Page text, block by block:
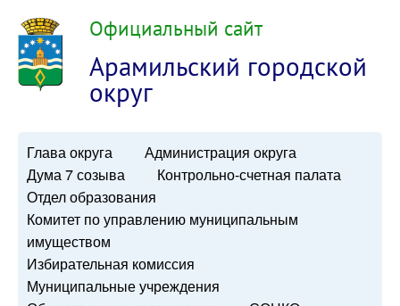
Официальный сайт
Арамильский городской
округ
Глава округа
Администрация округа
Дума 7 созыва
Контрольно-счетная палата
Отдел образования
Комитет по управлению муниципальным
имуществом
Избирательная комиссия
Муниципальные учреждения